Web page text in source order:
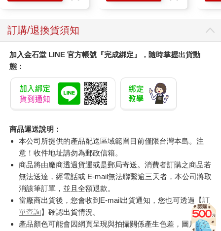
訂購/退換貨須知
加入金石堂 LINE 官方帳號『完成綁定』，隨時掌握出貨動
態：
商品運送說明：
本公司所提供的產品配送區域範圍目前僅限台灣本島。注
意！收件地址請勿為郵政信箱。
商品將由廠商透過貨運或是郵局寄送。消費者訂購之商品若
無法送達，經電話或 E-mail無法聯繫逾三天者，本公司將取
消該筆訂單，並且全額退款。
當廠商出貨後，您會收到E-mail出貨通知，您也可透過【訂
單查詢】確認出貨情況。
產品顏色可能會因網頁呈現與拍攝關係產生色差，圖片僅供